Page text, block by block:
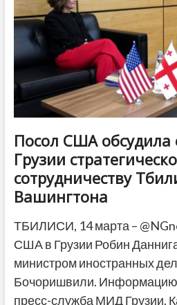
вызвал
споры
Посол США
Грузии
сотрудничеству
Вашингтона
ТБИЛИСИ, 14 марта –
США в Грузии Робин
министром иностранных
Бочоришвили. Информацию
пресс-служба МИД Грузии.